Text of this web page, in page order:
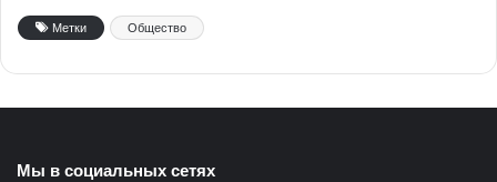
Метки Общество
Мы в социальных сетях